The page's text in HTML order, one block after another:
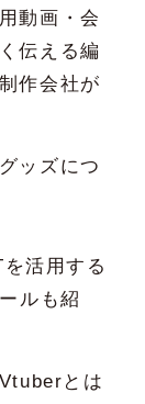
動画・会
伝える編
作会社が
ッズにつ
活用する
ルも紹
とは